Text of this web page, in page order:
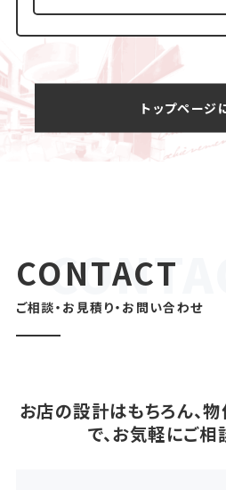
トップページ
CONTACT
ご相談・お見積り・お問い合わせ
お店の設計はもちろん、
で、お気軽にご相